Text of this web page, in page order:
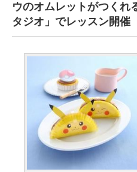
ウのオムレットがつくれ
タジオ」でレッスン開催